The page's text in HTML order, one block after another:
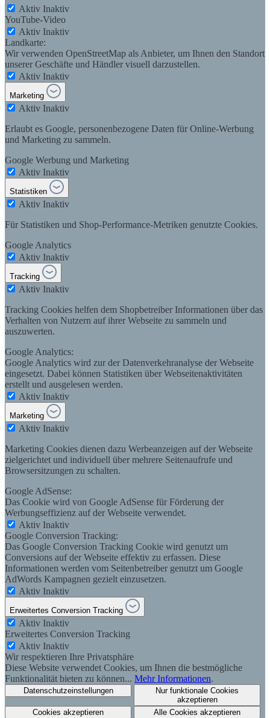
Aktiv Inaktiv
YouTube-Video
Aktiv Inaktiv
Landkarte:
Wir verwenden OpenStreetMap als Anbieter, um Ihnen den Standort
unserer Geschäfte und Händler visuell darzustellen.
Aktiv Inaktiv
Marketing
Aktiv Inaktiv
Erlaubt es Google, personenbezogene Daten für Online-Werbung
und Marketing zu sammeln.
Google Werbung und Marketing
Aktiv Inaktiv
Statistiken
Aktiv Inaktiv
Für Statistiken und Shop-Performance-Metriken genutzte Cookies.
Google Analytics
Aktiv Inaktiv
Tracking
Aktiv Inaktiv
Tracking Cookies helfen dem Shopbetreiber Informationen über das
Verhalten von Nutzern auf ihrer Webseite zu sammeln und
auszuwerten.
Google Analytics:
Google Analytics wird zur der Datenverkehranalyse der Webseite
eingesetzt. Dabei können Statistiken über Webseitenaktivitäten
erstellt und ausgelesen werden.
Aktiv Inaktiv
Marketing
Aktiv Inaktiv
Marketing Cookies dienen dazu Werbeanzeigen auf der Webseite
zielgerichtet und individuell über mehrere Seitenaufrufe und
Browsersitzungen zu schalten.
Google AdSense:
Das Cookie wird von Google AdSense für Förderung der
Werbungseffizienz auf der Webseite verwendet.
Aktiv Inaktiv
Google Conversion Tracking:
Das Google Conversion Tracking Cookie wird genutzt um
Conversions auf der Webseite effektiv zu erfassen. Diese
Informationen werden vom Seitenbetreiber genutzt um Google
AdWords Kampagnen gezielt einzusetzen.
Aktiv Inaktiv
Erweitertes Conversion Tracking
Aktiv Inaktiv
Erweitertes Conversion Tracking
Aktiv Inaktiv
Wir respektieren Ihre Privatsphäre
Diese Website verwendet Cookies, um Ihnen die bestmögliche
Funktionalität bieten zu können... Mehr Informationen.
Datenschutzeinstellungen
Nur funktionale Cookies
akzeptieren
Cookies akzeptieren
Alle Cookies akzeptieren